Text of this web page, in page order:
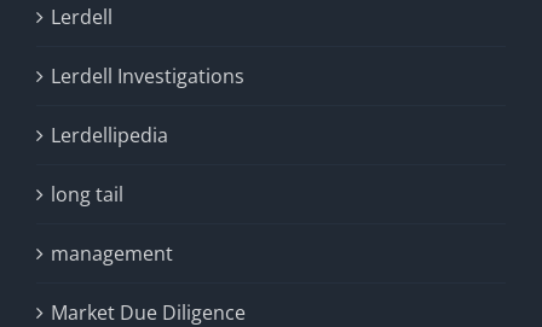
Lerdell
Lerdell Investigations
Lerdellipedia
long tail
management
Market Due Diligence